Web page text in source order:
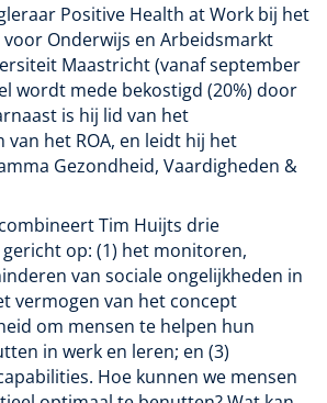
Positive Health at Work bij het
Onderwijs en Arbeidsmarkt
Maastricht (vanaf september
wordt mede bekostigd (20%) door
is hij lid van het
het ROA, en leidt hij het
Gezondheid, Vaardigheden &
Tim Huijts drie
op: (1) het monitoren,
van sociale ongelijkheden in
vermogen van het concept
om mensen te helpen hun
in werk en leren; en (3)
Hoe kunnen we mensen